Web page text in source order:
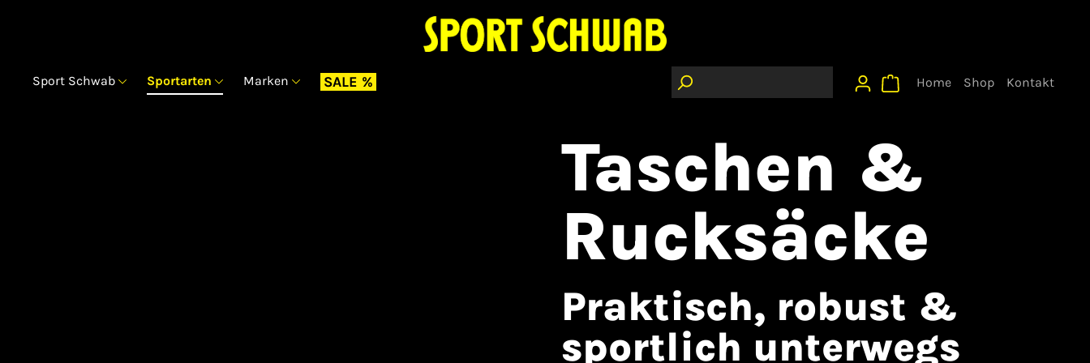
Sport Schwab Sportarten Marken SALE % Home Shop Kontakt
Taschen &
Rucksäcke
Praktisch, robust &
sportlich unterwegs